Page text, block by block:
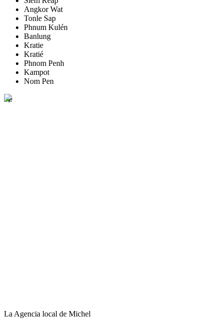
Angkor Wat
Tonle Sap
Phnum Kulén
Banlung
Kratie
Kratié
Phnom Penh
Kampot
Nom Pen
La Agencia local de Michel